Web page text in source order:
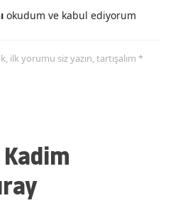
okudum ve kabul ediyorum
ilk yorumu siz yazın, tartışalım *